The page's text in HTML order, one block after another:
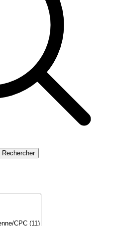
Rechercher